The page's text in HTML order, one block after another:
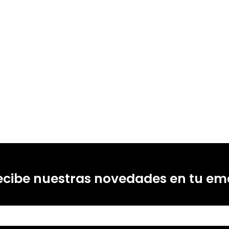
nuestras novedades en tu